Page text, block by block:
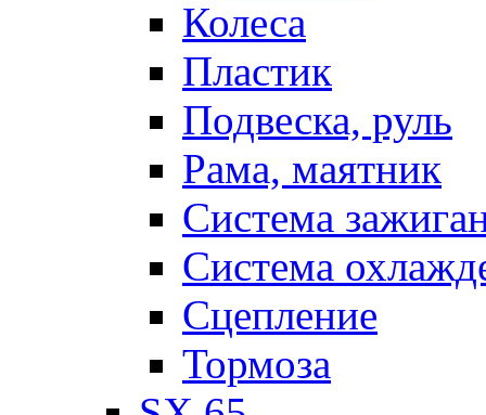
Колеса
Пластик
Подвеска, руль
Рама, маятник
Система
Система
Сцепление
Тормоза